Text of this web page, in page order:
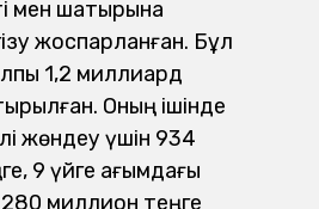
мен шатырына
жоспарланған. Бұл
1,2 миллиард
Оның ішінде
жөндеу үшін 934
9 үйге ағымдағы
миллион теңге